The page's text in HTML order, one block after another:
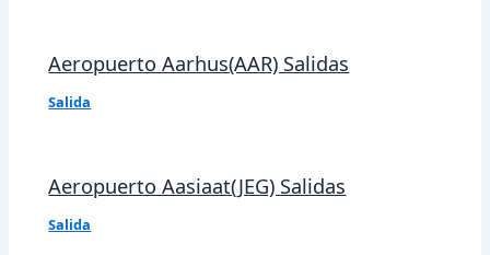
Aeropuerto Aarhus(AAR) Salidas
Salida
Aeropuerto Aasiaat(JEG) Salidas
Salida